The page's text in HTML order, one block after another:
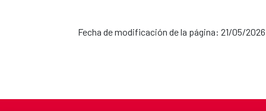
Fecha de modificación de la página: 21/05/2026